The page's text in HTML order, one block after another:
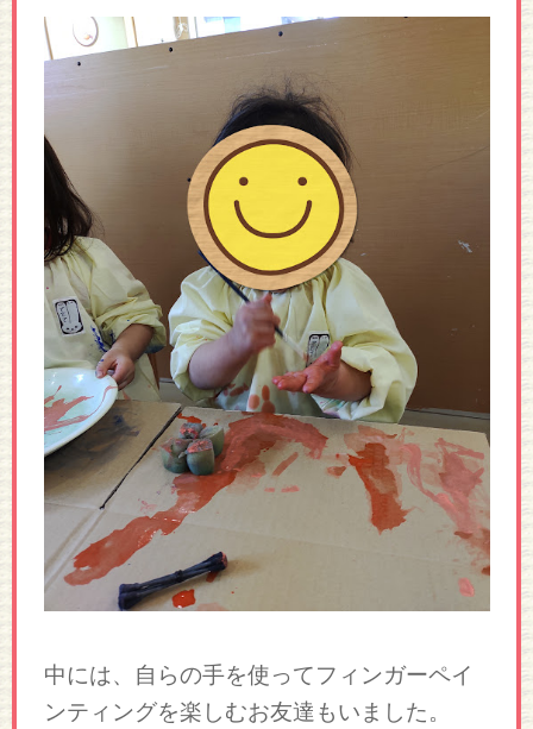
中には、自らの手を使ってフィンガーペイ
ンティングを楽しむお友達もいました。